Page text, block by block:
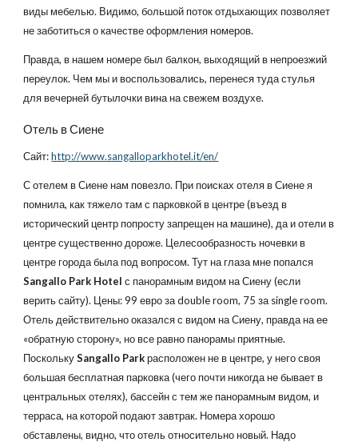
виды мебелью. Видимо, большой поток отдыхающих позволяет
не заботиться о качестве оформления номеров.
Правда, в нашем номере был балкон, выходящий в непроезжий
переулок. Чем мы и воспользовались, перенеся туда стулья
для вечерней бутылочки вина на свежем воздухе.
Отель в Сиене
Сайт: http://www.sangalloparkhotel.it/en/
С отелем в Сиене нам повезло. При поисках отеля в Сиене я
помнила, как тяжело там с парковкой в центре (въезд в
исторический центр попросту запрещен на машине), да и отели в
центре существенно дороже. Целесообразность ночевки в
центре города была под вопросом. Тут на глаза мне попался
Sangallo Park Hotel с панорамным видом на Сиену (если
верить сайту). Цены: 99 евро за double room, 75 за single room.
Отель действительно оказался с видом на Сиену, правда на ее
«обратную сторону», но все равно панорамы приятные.
ПосколькуSangallo Parkрасположен не в центре, у него своя
большая бесплатная парковка (чего почти никогда не бывает в
центральных отелях), бассейн с тем же панорамным видом, и
терраса, на которой подают завтрак. Номера хорошо
обставлены, видно, что отель относительно новый. Надо